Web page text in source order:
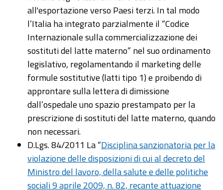
all'esportazione verso Paesi terzi. In tal modo
l’Italia ha integrato parzialmente il “Codice
Internazionale sulla commercializzazione dei
sostituti del latte materno” nel suo ordinamento
legislativo, regolamentando il marketing delle
formule sostitutive (latti tipo 1) e proibendo di
approntare sulla lettera di dimissione
dall’ospedale uno spazio prestampato per la
prescrizione di sostituti del latte materno, quando
non necessari.
D.Lgs. 84/2011 La “Disciplina sanzionatoria per la
violazione delle disposizioni di cui al decreto del
Ministro del lavoro, della salute e delle politiche
sociali 9 aprile 2009, n. 82, recante attuazione